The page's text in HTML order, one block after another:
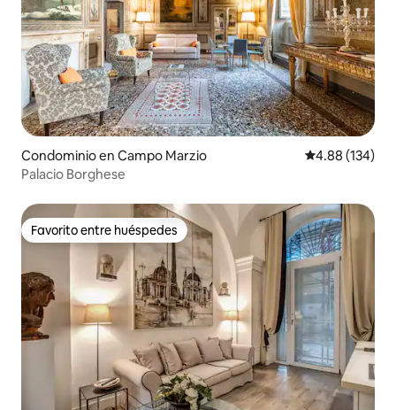
Condominio en Campo Marzio Calificación
4.88 (134)
Palacio Borghese
Favorito entre huéspedes
Favorito entre huéspedes